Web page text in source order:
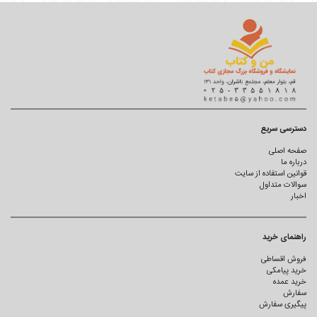
دسترسی سریع
صفحه اصلی
درباره ما
قوانین استفاده از سایت
سوالات متداول
اخبار
راهنمای خرید
فروش اقساطی
خرید پیامکی
خرید عمده
سفارش
پیگیری سفارش